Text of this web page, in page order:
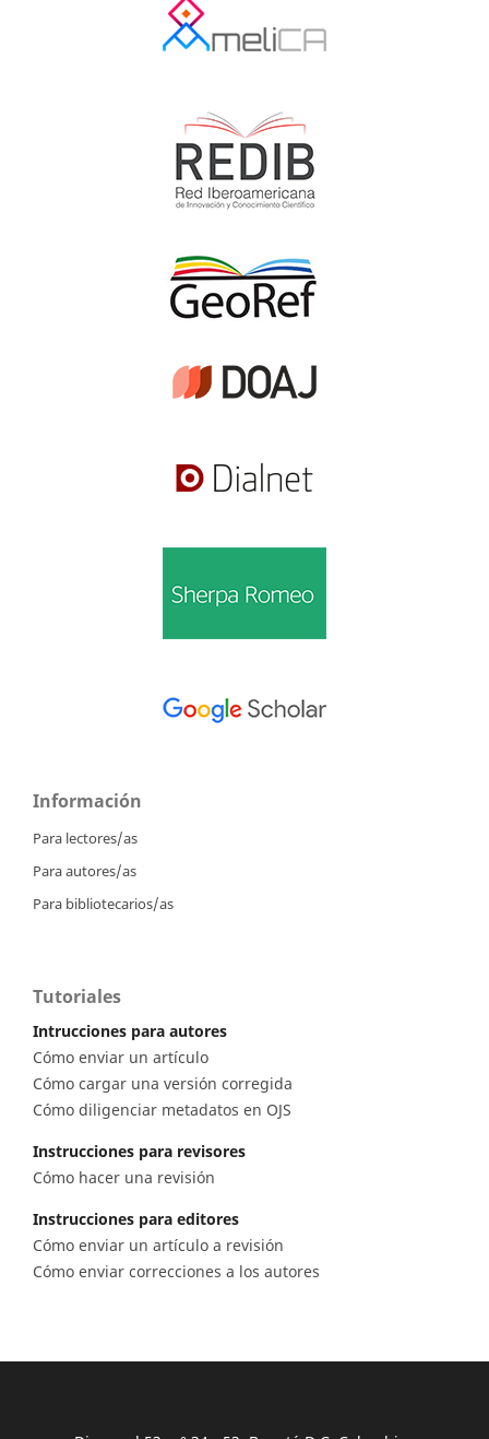
Información
Para lectores/as
Para autores/as
Para bibliotecarios/as
Tutoriales
Intrucciones para autores
Cómo enviar un artículo
Cómo cargar una versión corregida
Cómo diligenciar metadatos en OJS
Instrucciones para revisores
Cómo hacer una revisión
Instrucciones para editores
Cómo enviar un artículo a revisión
Cómo enviar correcciones a los autores